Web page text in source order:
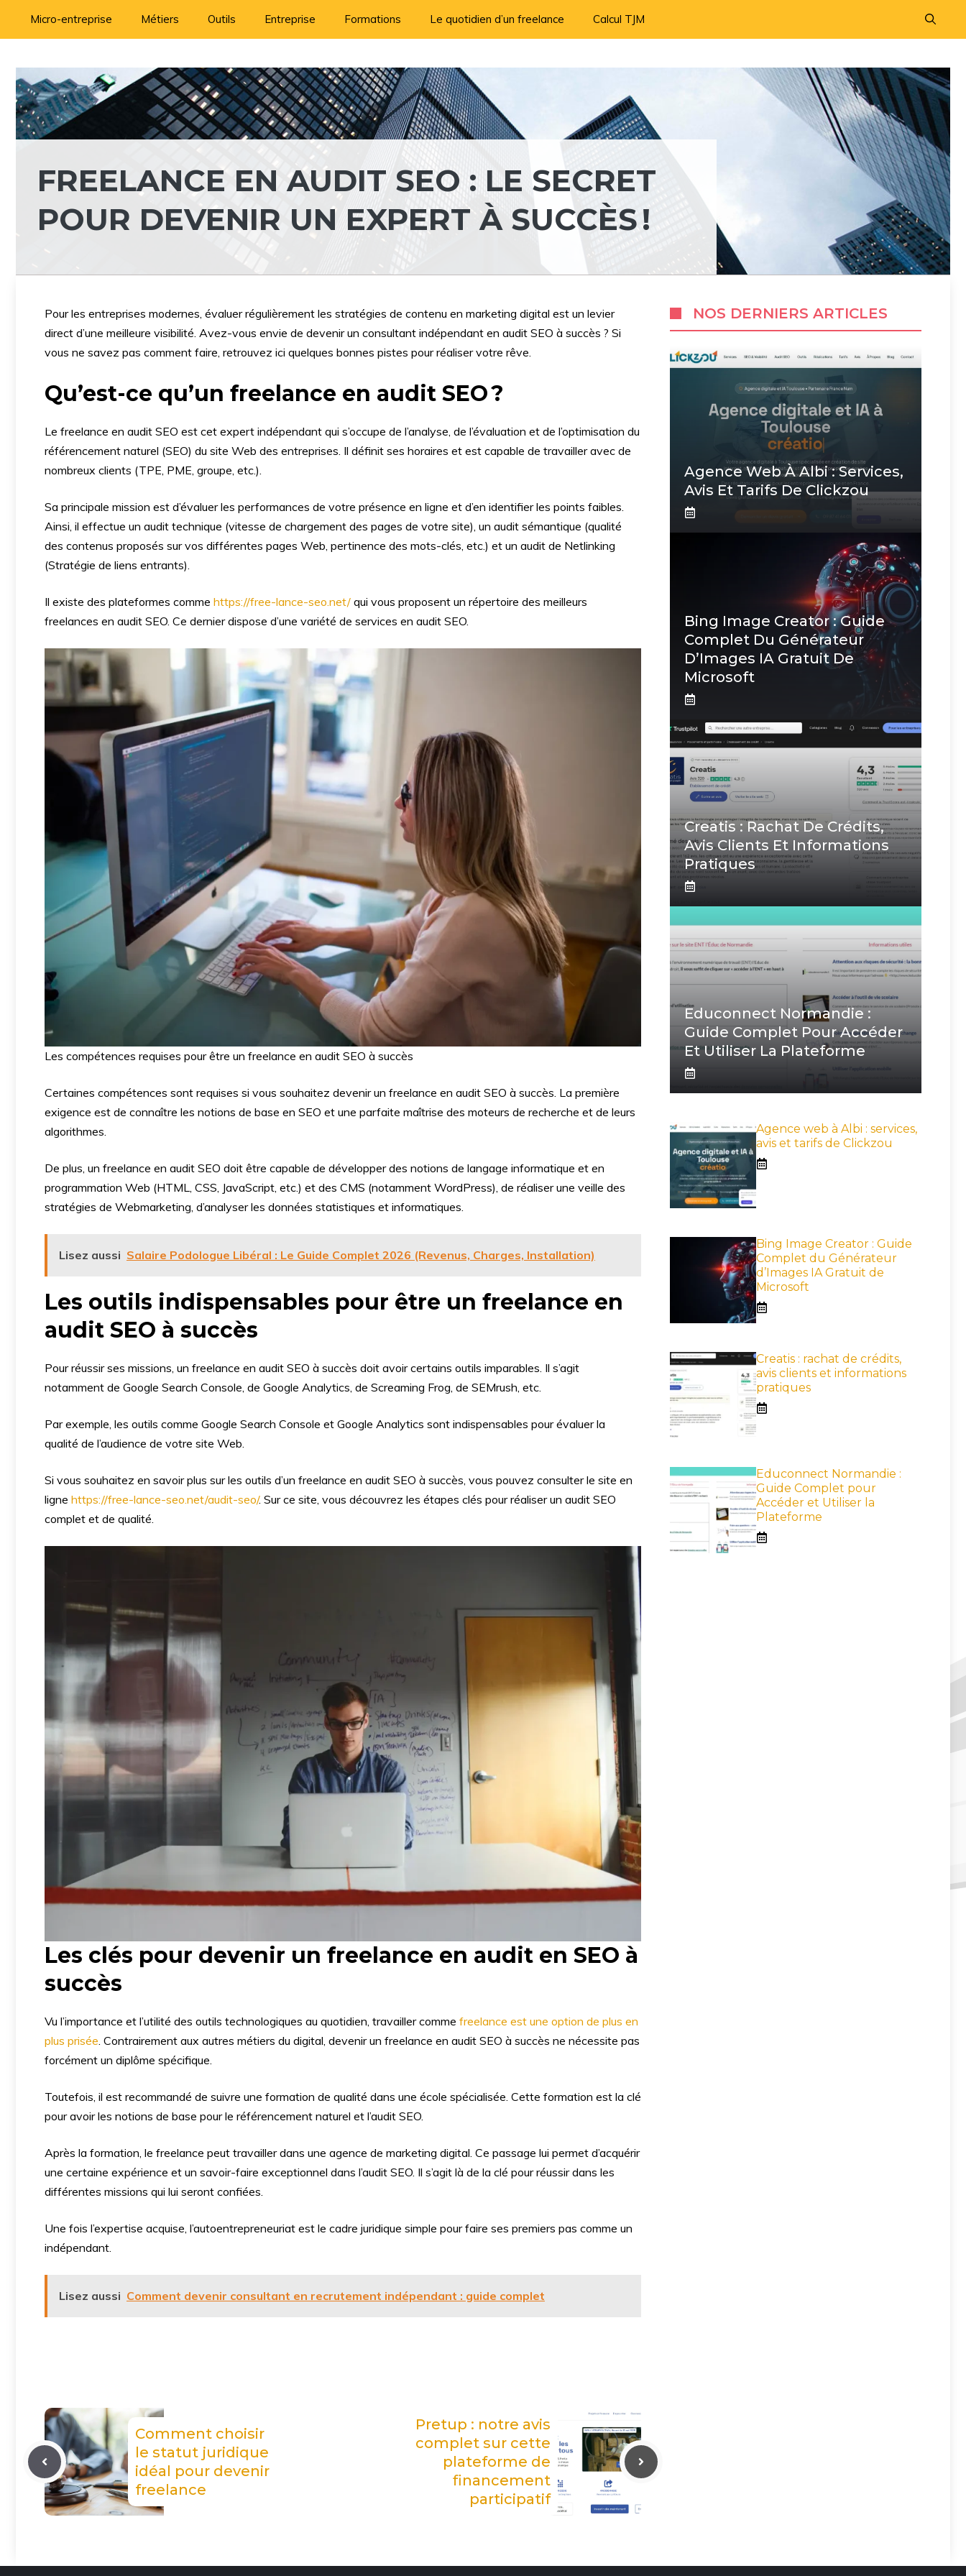
Micro-entreprise Métiers Outils Entreprise Formations Le quotidien d’un freelance Calcul TJM
FREELANCE EN AUDIT SEO : LE SECRET
POUR DEVENIR UN EXPERT À SUCCÈS !
Pour les entreprises modernes, évaluer régulièrement les stratégies de contenu en marketing digital est un levier
direct d’une meilleure visibilité. Avez-vous envie de devenir un consultant indépendant en audit SEO à succès ? Si
vous ne savez pas comment faire, retrouvez ici quelques bonnes pistes pour réaliser votre rêve.
Qu’est-ce qu’un freelance en audit SEO ?
Le freelance en audit SEO est cet expert indépendant qui s’occupe de l’analyse, de l’évaluation et de l’optimisation du
référencement naturel (SEO) du site Web des entreprises. Il définit ses horaires et est capable de travailler avec de
nombreux clients (TPE, PME, groupe, etc.).
Sa principale mission est d’évaluer les performances de votre présence en ligne et d’en identifier les points faibles.
Ainsi, il effectue un audit technique (vitesse de chargement des pages de votre site), un audit sémantique (qualité
des contenus proposés sur vos différentes pages Web, pertinence des mots-clés, etc.) et un audit de Netlinking
(Stratégie de liens entrants).
Il existe des plateformes comme https://free-lance-seo.net/ qui vous proposent un répertoire des meilleurs
freelances en audit SEO. Ce dernier dispose d’une variété de services en audit SEO.
Les compétences requises pour être un freelance en audit SEO à succès
Certaines compétences sont requises si vous souhaitez devenir un freelance en audit SEO à succès. La première
exigence est de connaître les notions de base en SEO et une parfaite maîtrise des moteurs de recherche et de leurs
algorithmes.
De plus, un freelance en audit SEO doit être capable de développer des notions de langage informatique et en
programmation Web (HTML, CSS, JavaScript, etc.) et des CMS (notamment WordPress), de réaliser une veille des
stratégies de Webmarketing, d’analyser les données statistiques et informatiques.
Lisez aussi Salaire Podologue Libéral : Le Guide Complet 2026 (Revenus, Charges, Installation)
Les outils indispensables pour être un freelance en
audit SEO à succès
Pour réussir ses missions, un freelance en audit SEO à succès doit avoir certains outils imparables. Il s’agit
notamment de Google Search Console, de Google Analytics, de Screaming Frog, de SEMrush, etc.
Par exemple, les outils comme Google Search Console et Google Analytics sont indispensables pour évaluer la
qualité de l’audience de votre site Web.
Si vous souhaitez en savoir plus sur les outils d’un freelance en audit SEO à succès, vous pouvez consulter le site en
ligne https://free-lance-seo.net/audit-seo/. Sur ce site, vous découvrez les étapes clés pour réaliser un audit SEO
complet et de qualité.
Les clés pour devenir un freelance en audit en SEO à
succès
Vu l’importance et l’utilité des outils technologiques au quotidien, travailler comme freelance est une option de plus en
plus prisée. Contrairement aux autres métiers du digital, devenir un freelance en audit SEO à succès ne nécessite pas
forcément un diplôme spécifique.
Toutefois, il est recommandé de suivre une formation de qualité dans une école spécialisée. Cette formation est la clé
pour avoir les notions de base pour le référencement naturel et l’audit SEO.
Après la formation, le freelance peut travailler dans une agence de marketing digital. Ce passage lui permet d’acquérir
une certaine expérience et un savoir-faire exceptionnel dans l’audit SEO. Il s’agit là de la clé pour réussir dans les
différentes missions qui lui seront confiées.
Une fois l’expertise acquise, l’autoentrepreneuriat est le cadre juridique simple pour faire ses premiers pas comme un
indépendant.
Lisez aussi Comment devenir consultant en recrutement indépendant : guide complet
Comment choisir
le statut juridique
idéal pour devenir
freelance
Pretup : notre avis
complet sur cette
plateforme de
financement
participatif
NOS DERNIERS ARTICLES
Agence Web À Albi : Services,
Avis Et Tarifs De Clickzou
Bing Image Creator : Guide
Complet Du Générateur
D’Images IA Gratuit De
Microsoft
Creatis : Rachat De Crédits,
Avis Clients Et Informations
Pratiques
Educonnect Normandie :
Guide Complet Pour Accéder
Et Utiliser La Plateforme
Agence web à Albi : services,
avis et tarifs de Clickzou
Bing Image Creator : Guide
Complet du Générateur
d’Images IA Gratuit de
Microsoft
Creatis : rachat de crédits,
avis clients et informations
pratiques
Educonnect Normandie :
Guide Complet pour
Accéder et Utiliser la
Plateforme